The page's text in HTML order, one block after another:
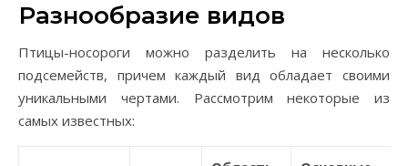
Разнообразие видов
Птицы-носороги можно разделить на несколько
подсемейств, причем каждый вид обладает своими
уникальными чертами. Рассмотрим некоторые из
самых известных: